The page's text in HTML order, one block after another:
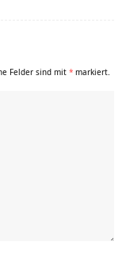
Felder sind mit * markiert.